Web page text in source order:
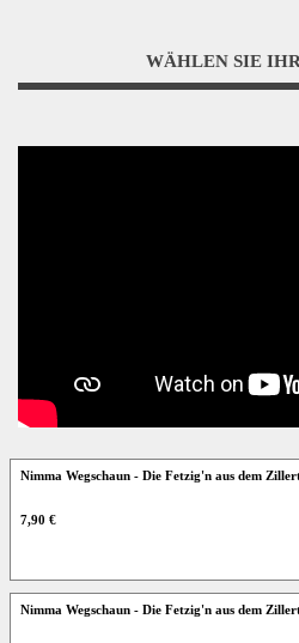
WÄHLEN SIE
Nimma Wegschaun - Die Fetzig'n aus dem
7,90 €
Nimma Wegschaun - Die Fetzig'n aus dem